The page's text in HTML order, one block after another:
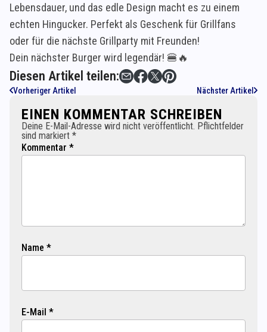
Lebensdauer, und das edle Design macht es zu einem
echten Hingucker. Perfekt als Geschenk für Grillfans
oder für die nächste Grillparty mit Freunden!
Dein nächster Burger wird legendär! 🍔🔥
Diesen Artikel teilen:
Vorheriger Artikel Nächster Artikel
EINEN KOMMENTAR SCHREIBEN
Deine E-Mail-Adresse wird nicht veröffentlicht. Pflichtfelder
sind markiert *
Kommentar *
Name *
E-Mail *